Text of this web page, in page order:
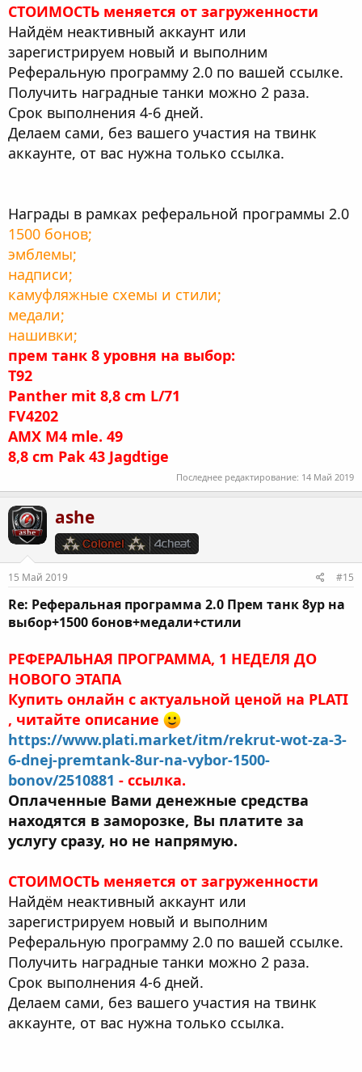
СТОИМОСТЬ меняется от загруженности
Найдём неактивный аккаунт или
зарегистрируем новый и выполним
Реферальную программу 2.0 по вашей ссылке.
Получить наградные танки можно 2 раза.
Срок выполнения 4-6 дней.
Делаем сами, без вашего участия на твинк
аккаунте, от вас нужна только ссылка.
Награды в рамках реферальной программы 2.0
1500 бонов;
эмблемы;
надписи;
камуфляжные схемы и стили;
медали;
нашивки;
прем танк 8 уровня на выбор:
T92
Panther mit 8,8 cm L/71
FV4202
AMX M4 mle. 49
8,8 cm Pak 43 Jagdtige
Последнее редактирование: 14 Май 2019
ashe
15 Май 2019 #15
Re: Реферальная программа 2.0 Прем танк 8ур на
выбор+1500 бонов+медали+стили
РЕФЕРАЛЬНАЯ ПРОГРАММА, 1 НЕДЕЛЯ ДО
НОВОГО ЭТАПА
Купить онлайн с актуальной ценой на PLATI
, читайте описание
https://www.plati.market/itm/rekrut-wot-za-3-
6-dnej-premtank-8ur-na-vybor-1500-
bonov/2510881 - ссылка.
Оплаченные Вами денежные средства
находятся в заморозке, Вы платите за
услугу сразу, но не напрямую.
СТОИМОСТЬ меняется от загруженности
Найдём неактивный аккаунт или
зарегистрируем новый и выполним
Реферальную программу 2.0 по вашей ссылке.
Получить наградные танки можно 2 раза.
Срок выполнения 4-6 дней.
Делаем сами, без вашего участия на твинк
аккаунте, от вас нужна только ссылка.